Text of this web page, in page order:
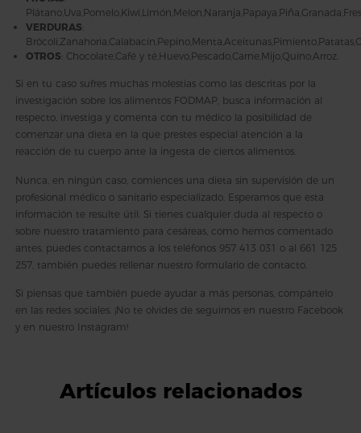
VERDURAS:
OTROS: Chocolate,Café y té,Huevo,Pescado,Carne,Mijo,Quíno,Arroz.
Si en tu caso sufres muchas molestias como las descritas por la
investigación sobre los alimentos FODMAP, busca información al
respecto, investiga y comenta con tu médico la posibilidad de
comenzar una dieta en la que prestes especial atención a la
reacción de tu cuerpo ante la ingesta de ciertos alimentos.
Nunca, en ningún caso, comiences una dieta sin supervisión de un
profesional médico o sanitario especializado. Esperamos que esta
información te resulte útil. Si tienes cualquier duda al respecto o
sobre nuestro tratamiento para cesáreas, como hemos comentado
antes, puedes contactarnos a los teléfonos 957 413 031 o al 661 125
257 , también puedes rellenar nuestro formulario de contacto
Si piensas que también puede ayudar a más personas, compártelo
en las redes sociales. ¡No te olvides de seguirnos en nuestro Facebook
y en nuestro Instagram !
Artículos relacionados